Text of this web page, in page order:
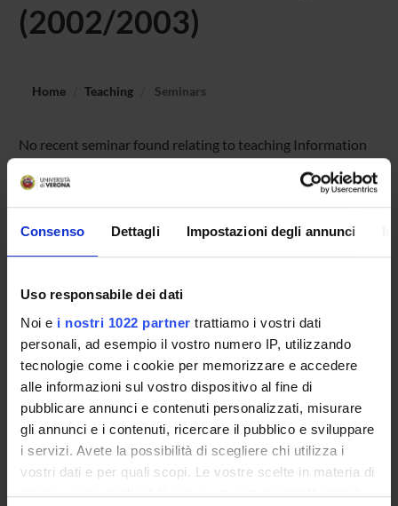
Consenso Dettagli Impostazioni degli annunci
Uso responsabile dei dati
Noi e i nostri 1022 partner trattiamo i vostri dati
personali, ad esempio il vostro numero IP, utilizzando
tecnologie come i cookie per memorizzare e accedere
alle informazioni sul vostro dispositivo al fine di
pubblicare annunci e contenuti personalizzati, misurare
gli annunci e i contenuti, ricercare il pubblico e sviluppare
i servizi. Avete la possibilità di scegliere chi utilizza i
vostri dati e per quali scopi. Le vostre scelte in materia di
privacy sono applicabili solo su questa proprietà digitale
(2002/2003)
Home Teaching Seminars
No recent seminar found relating to teaching Information
Theory.
PHD PROGRAMMES AND POSTGRADUATE
TRAINING
Contacts
People
Places
Calendar